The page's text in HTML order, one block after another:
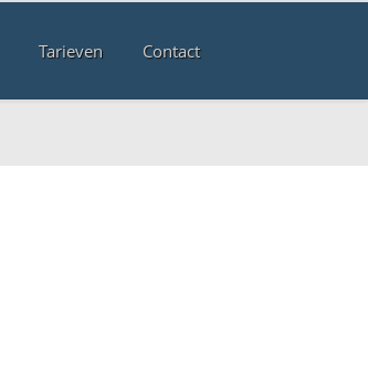
Tarieven Contact